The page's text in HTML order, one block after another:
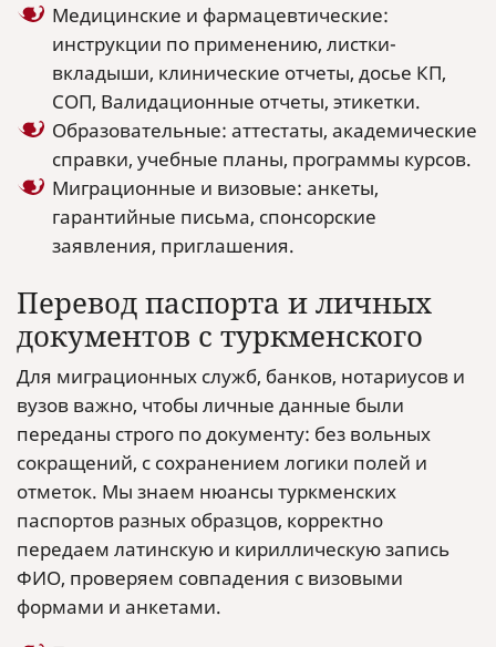
Медицинские и фармацевтические:
инструкции по применению, листки-
вкладыши, клинические отчеты, досье КП,
СОП, Валидационные отчеты, этикетки.
Образовательные: аттестаты, академические
справки, учебные планы, программы курсов.
Миграционные и визовые: анкеты,
гарантийные письма, спонсорские
заявления, приглашения.
Перевод паспорта и личных
документов с туркменского
Для миграционных служб, банков, нотариусов и
вузов важно, чтобы личные данные были
переданы строго по документу: без вольных
сокращений, с сохранением логики полей и
отметок. Мы знаем нюансы туркменских
паспортов разных образцов, корректно
передаем латинскую и кириллическую запись
ФИО, проверяем совпадения с визовыми
формами и анкетами.